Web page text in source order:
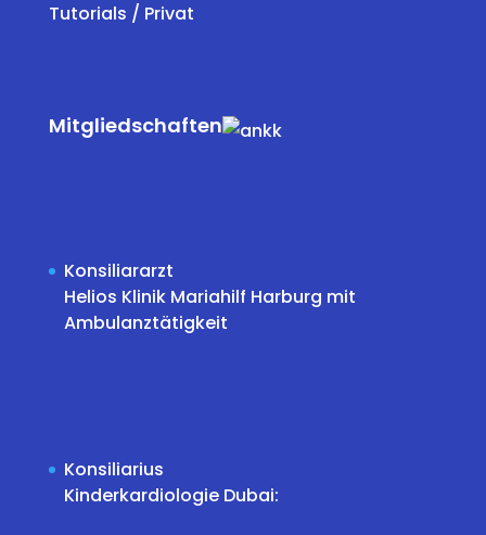
Tutorials / Privat
Mitgliedschaften
Konsiliararzt
Helios Klinik Mariahilf Harburg mit
Ambulanztätigkeit
Konsiliarius
Kinderkardiologie Dubai: